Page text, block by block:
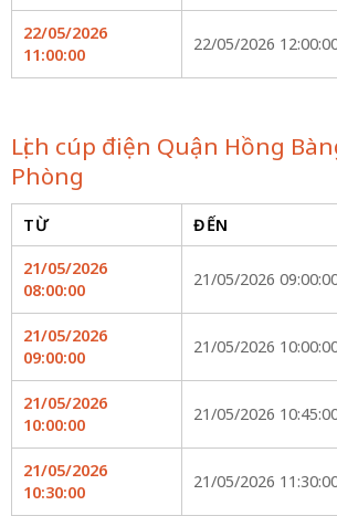
22/05/2026
11:00:00
22/05/2026
Lịch cúp điện Quận Hồng
Phòng
TỪ ĐẾN
21/05/2026
08:00:00
21/05/2026
21/05/2026
09:00:00
21/05/2026
21/05/2026
10:00:00
21/05/2026
21/05/2026
10:30:00
21/05/2026